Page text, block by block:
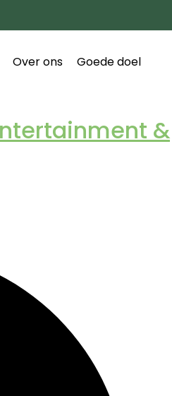
Over ons Goede doel
&